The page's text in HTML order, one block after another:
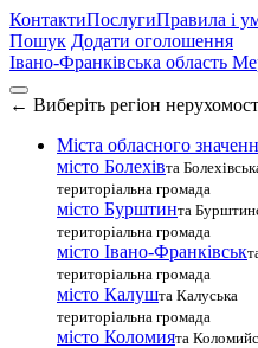
КонтактиПослугиПравила і
Пошук Додати оголошення
Івано-Франківська область
← Виберіть регіон
Міста обласного
місто Болехівта
територіальна громада
місто Бурштинта
територіальна громада
місто Івано-Франківськ
територіальна громада
місто Калушта Калуська
територіальна громада
місто Коломията